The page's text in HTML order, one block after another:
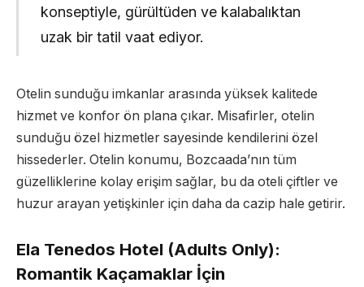
konseptiyle, gürültüden ve kalabalıktan
uzak bir tatil vaat ediyor.
Otelin sunduğu imkanlar arasında yüksek kalitede
hizmet ve konfor ön plana çıkar. Misafirler, otelin
sunduğu özel hizmetler sayesinde kendilerini özel
hissederler. Otelin konumu, Bozcaada’nın tüm
güzelliklerine kolay erişim sağlar, bu da oteli çiftler ve
huzur arayan yetişkinler için daha da cazip hale getirir.
Ela Tenedos Hotel (Adults Only):
Romantik Kaçamaklar İçin